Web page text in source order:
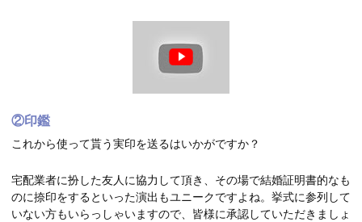
②印鑑
これから使って貰う実印を送るはいかがですか？
宅配業者に扮した友人に協力して頂き、その場で結婚証明書的なも
のに捺印をするといった演出もユニークですよね。挙式に参列して
いない方もいらっしゃいますので、皆様に承認していただきましょ